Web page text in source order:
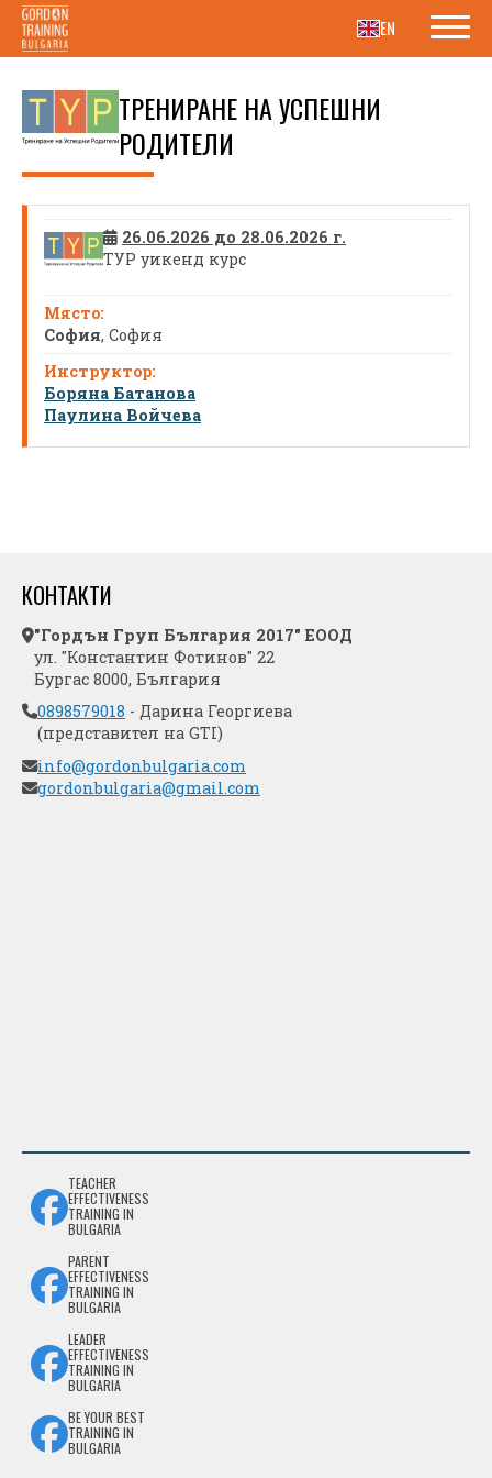
EN
ТРЕНИРАНЕ НА УСПЕШНИ
РОДИТЕЛИ
26.06.2026 до 28.06.2026 г.
ТУР уикенд курс
София, София
Боряна Батанова
Паулина Войчева
КОНТАКТИ
"Гордън Груп България 2017" ЕООД
ул. "Константин Фотинов" 22
Бургас 8000, България
0898579018 - Дарина Георгиева
(представител на GTI)
info@gordonbulgaria.com
gordonbulgaria@gmail.com
TEACHER
EFFECTIVENESS
TRAINING IN
BULGARIA
PARENT
EFFECTIVENESS
TRAINING IN
BULGARIA
LEADER
EFFECTIVENESS
TRAINING IN
BULGARIA
BE YOUR BEST
TRAINING IN
BULGARIA